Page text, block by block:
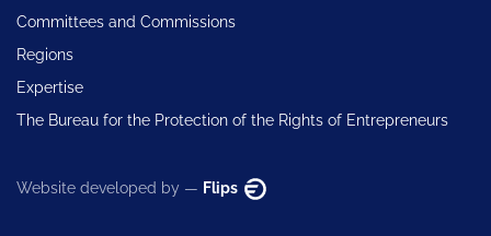
Committees and Commissions
Regions
Expertise
The Bureau for the Protection of the Rights of Entrepreneurs
Website developed by — Flips